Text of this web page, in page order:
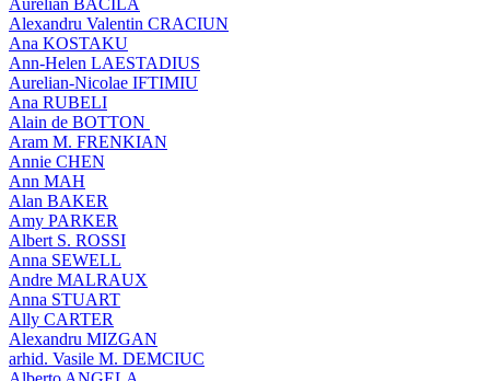
Alexandru Valentin CRACIUN
Ana KOSTAKU
Ann-Helen LAESTADIUS
Aurelian-Nicolae IFTIMIU
Ana RUBELI
Alain de BOTTON
Aram Μ. FRENKIAN
Annie CHEN
Ann MAH
Alan BAKER
Amy PARKER
Albert S. ROSSI
Anna SEWELL
Andre MALRAUX
Anna STUART
Ally CARTER
Alexandru MIZGAN
arhid. Vasile M. DEMCIUC